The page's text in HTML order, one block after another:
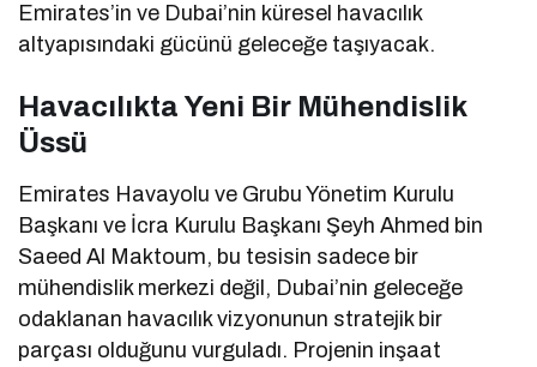
Emirates’in ve Dubai’nin küresel havacılık
altyapısındaki gücünü geleceğe taşıyacak.
Havacılıkta Yeni Bir Mühendislik
Üssü
Emirates Havayolu ve Grubu Yönetim Kurulu
Başkanı ve İcra Kurulu Başkanı Şeyh Ahmed bin
Saeed Al Maktoum, bu tesisin sadece bir
mühendislik merkezi değil, Dubai’nin geleceğe
odaklanan havacılık vizyonunun stratejik bir
parçası olduğunu vurguladı. Projenin inşaat